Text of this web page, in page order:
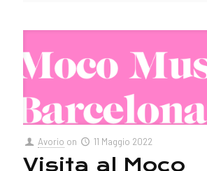
Avorio on 11 Maggio 2022
Visita al Moco